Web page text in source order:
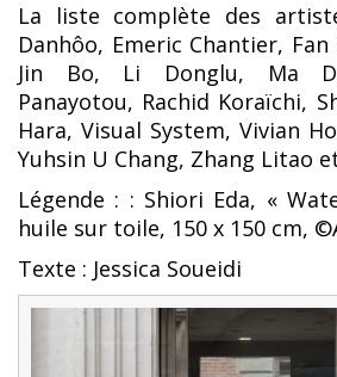
La liste complète des
Danhôo, Emeric Chantier, Fan
Jin Bo, Li Donglu, Ma
Panayotou, Rachid Koraïchi,
Hara, Visual System, Vivian
Yuhsin U Chang, Zhang Litao
Légende : : Shiori Eda, «
huile sur toile, 150 x 150 cm,
Texte : Jessica Soueidi